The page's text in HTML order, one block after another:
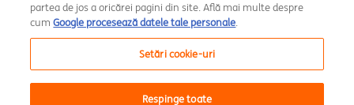
Raportări avertizori în interes public
A.N.P.C.
partea de jos a oricărei pagini din site. Află mai multe despre
cumGoogle procesează datele tale personale.
Setări cookie-uri
Respinge toate